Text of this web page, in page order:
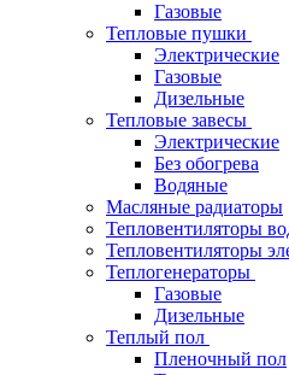
Газовые
Тепловые пушки
Электрические
Газовые
Дизельные
Тепловые завесы
Электрические
Без обогрева
Водяные
Масляные радиаторы
Тепловентиляторы
Тепловентиляторы
Теплогенераторы
Газовые
Дизельные
Теплый пол
Пленочный пол